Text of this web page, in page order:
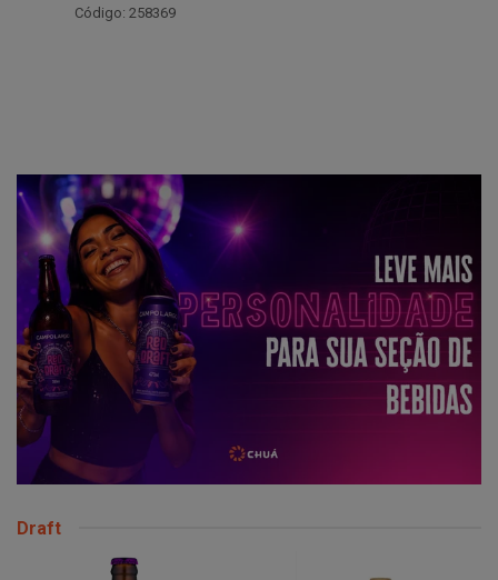
Código: 258369
Draft